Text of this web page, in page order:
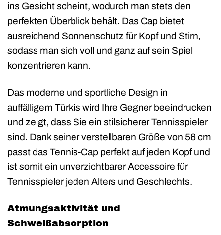
ins Gesicht scheint, wodurch man stets den
perfekten Überblick behält. Das Cap bietet
ausreichend Sonnenschutz für Kopf und Stirn,
sodass man sich voll und ganz auf sein Spiel
konzentrieren kann.
Das moderne und sportliche Design in
auffälligem Türkis wird Ihre Gegner beeindrucken
und zeigt, dass Sie ein stilsicherer Tennisspieler
sind. Dank seiner verstellbaren Größe von 56 cm
passt das Tennis-Cap perfekt auf jeden Kopf und
ist somit ein unverzichtbarer Accessoire für
Tennisspieler jeden Alters und Geschlechts.
Atmungsaktivität und
Schweißabsorption